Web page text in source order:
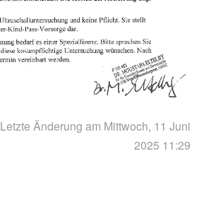
Letzte Änderung am Mittwoch, 11 Juni
2025 11:29